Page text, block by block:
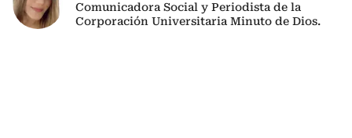
Comunicadora Social y Periodista de la
Corporación Universitaria Minuto de Dios.